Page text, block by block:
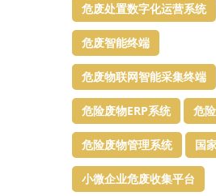
危废处置数字化运营系统
危废智能终端
危废物联网智能采集终端
危险废物ERP系统 危
危险废物管理系统 国
小微企业危废收集平台